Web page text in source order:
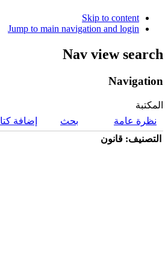
Skip to content
Jump to main navigation and login
Nav view search
Navigation
المكتبة
نظرة عامة
بحث إضافة
التصنيف: قانون